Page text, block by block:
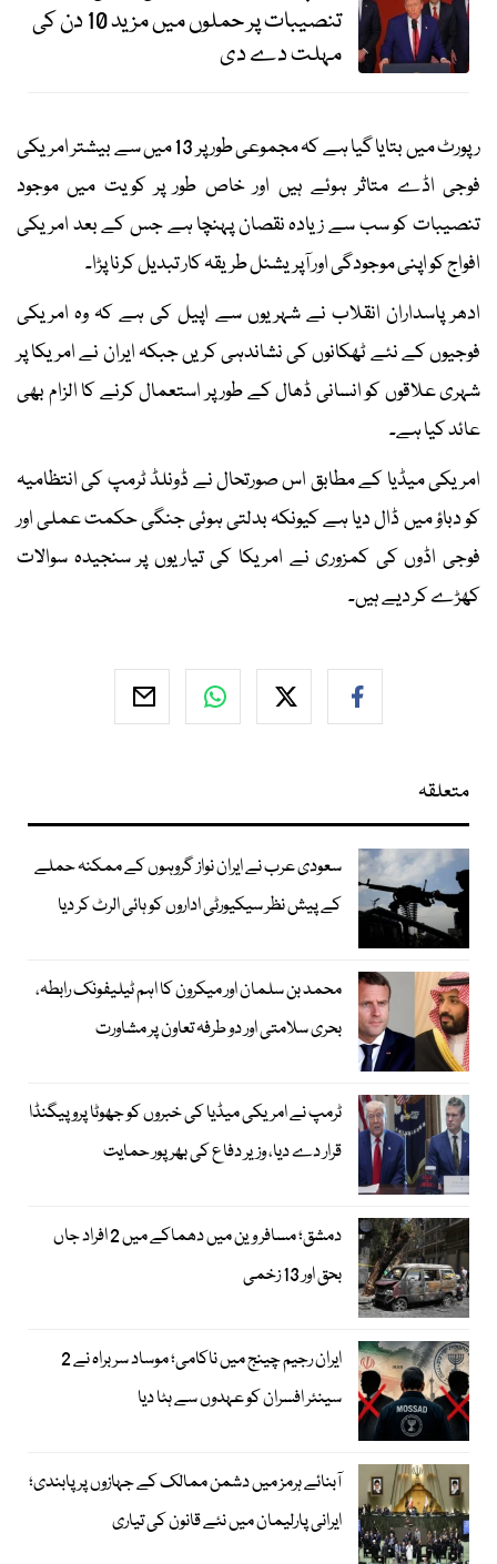
تنصیبات پر حملوں میں مزید 10 دن کی
مہلت دے دی
رپورٹ میں بتایا گیا ہے کہ مجموعی طور پر 13 میں سے بیشتر امریکی
فوجی اڈے متاثر ہوئے ہیں اور خاص طور پر کویت میں موجود
تنصیبات کو سب سے زیادہ نقصان پہنچا ہے جس کے بعد امریکی
افواج کو اپنی موجودگی اور آپریشنل طریقہ کار تبدیل کرنا پڑا۔
ادھر پاسداران انقلاب نے شہریوں سے اپیل کی ہے کہ وہ امریکی
فوجیوں کے نئے ٹھکانوں کی نشاندہی کریں جبکہ ایران نے امریکا پر
شہری علاقوں کو انسانی ڈھال کے طور پر استعمال کرنے کا الزام بھی
عائد کیا ہے۔
امریکی میڈیا کے مطابق اس صورتحال نے ڈونلڈ ٹرمپ کی انتظامیہ
کو دباؤ میں ڈال دیا ہے کیونکہ بدلتی ہوئی جنگی حکمت عملی اور
فوجی اڈوں کی کمزوری نے امریکا کی تیاریوں پر سنجیدہ سوالات
کھڑے کر دیے ہیں۔
متعلقہ
سعودی عرب نے ایران نواز گروہوں کے ممکنہ حملے
کے پیش نظر سیکیورٹی اداروں کو ہائی الرٹ کر دیا
محمد بن سلمان اور میکرون کا اہم ٹیلیفونک رابطہ،
بحری سلامتی اور دو طرفہ تعاون پر مشاورت
ٹرمپ نے امریکی میڈیا کی خبروں کو جھوٹا پروپیگنڈا
قرار دے دیا، وزیر دفاع کی بھرپور حمایت
دمشق؛ مسافر وین میں دھماکے میں 2 افراد جاں
بحق اور 13 زخمی
ایران رجیم چینج میں ناکامی؛ موساد سربراہ نے 2
سینئر افسران کو عہدوں سے ہٹا دیا
آبنائے ہرمز میں دشمن ممالک کے جہازوں پر پابندی؛
ایرانی پارلیمان میں نئے قانون کی تیاری